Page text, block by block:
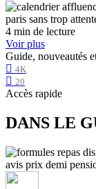
4 min de lecture
Voir plus
Guide, nouveautés
4K
20
Accès rapide
DANS LE